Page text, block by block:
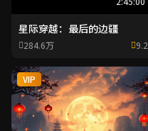
星际穿越：最后的边疆
284.6万 9.2
VIP